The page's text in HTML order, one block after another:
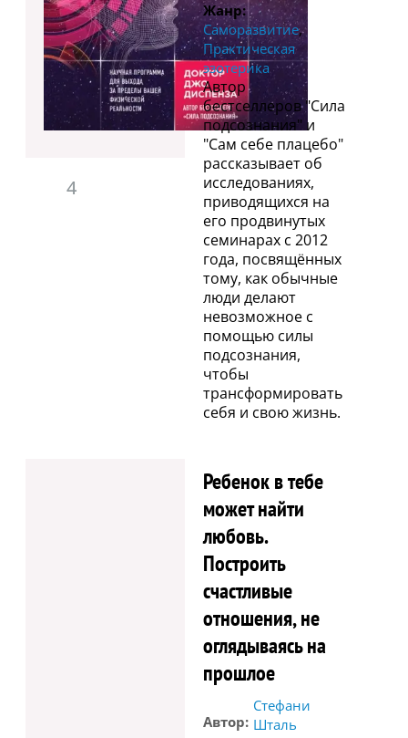
4
Жанр:
Саморазвитие,
Практическая
эзотерика
Автор
бестселлеров "Сила
подсознания" и
"Сам себе плацебо"
рассказывает об
исследованиях,
приводящихся на
его продвинутых
семинарах с 2012
года, посвящённых
тому, как обычные
люди делают
невозможное с
помощью силы
подсознания,
чтобы
трансформировать
себя и свою жизнь.
Ребенок в тебе
может найти
любовь.
Построить
счастливые
отношения, не
оглядываясь на
прошлое
Автор:
Стефани
Шталь